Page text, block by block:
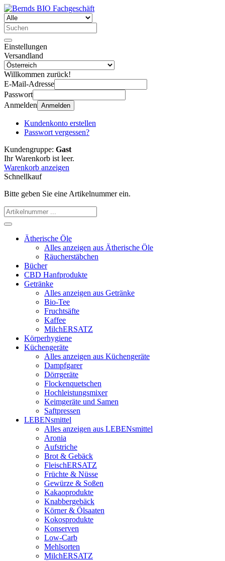
Einstellungen
Versandland
Willkommen zurück!
E-Mail-Adresse
Passwort
Anmelden Anmelden
Kundenkonto erstellen
Passwort vergessen?
Kundengruppe: Gast
Ihr Warenkorb ist leer.
Warenkorb anzeigen
Schnellkauf
Bitte geben Sie eine Artikelnummer ein.
Ätherische Öle
Alles anzeigen aus Ätherische Öle
Räucherstäbchen
Bücher
CBD Hanfprodukte
Getränke
Alles anzeigen aus Getränke
Bio-Tee
Fruchtsäfte
Kaffee
MilchERSATZ
Körperhygiene
Küchengeräte
Alles anzeigen aus Küchengeräte
Dampfgarer
Dörrgeräte
Flockenquetschen
Hochleistungsmixer
Keimgeräte und Samen
Saftpressen
LEBENsmittel
Alles anzeigen aus LEBENsmittel
Aronia
Aufstriche
Brot & Gebäck
FleischERSATZ
Früchte & Nüsse
Gewürze & Soßen
Kakaoprodukte
Knabbergebäck
Körner & Ölsaaten
Kokosprodukte
Konserven
Low-Carb
Mehlsorten
MilchERSATZ